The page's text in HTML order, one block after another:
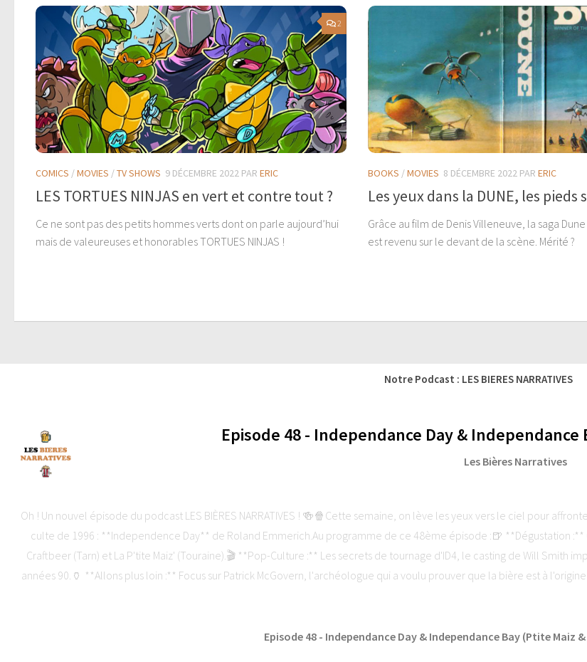
2
COMICS /MOVIES /TV SHOWS 9 DÉCEMBRE 2022 PAR ERIC
LES TORTUES NINJAS en vert et contre tout ?
Ce ne sont pas des petits hommes verts dont on parle aujourd’hui
mais de valeureuses et honorables TORTUES NINJAS !
BOOKS /MOVIES 8 DÉCEMBRE 2022 PAR ERIC
Les yeux dans la DUNE, les pieds
Grâce au film de Denis Villeneuve, la saga
est revenu sur le devant de la scène. Mérité ?
Notre Podcast : LES BIERES NARRATIVES
Episode 48 - Independance Day & Independance
Les Bières Narratives
Oh ! Un nouvel épisode du podcast LES BIÈRES NARRATIVES ! 🍻🍿Cette semaine, on lève les yeux vers le ciel pour
culte de 1996 : **Independence Day** de Roland Emmerich.Au programme de ce 48ème épisode :🍺 **Dégustation
Craftbeer (Tarn) et La P'tite Maiz' (Touraine).🎬 **Pop-Culture :** Les secrets de tournage d'ID4, le casting de Will Smith
années 90.🏺 **Allons plus loin :** Focus sur Patrick McGovern, l'archéologue qui a voulu prouver que la bière est à
Episode 48 - Independance Day & Independance Bay (Ptite Maiz